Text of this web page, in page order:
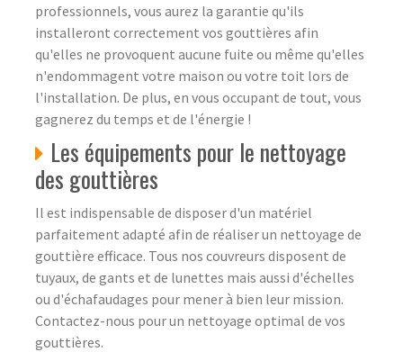
professionnels, vous aurez la garantie qu'ils
installeront correctement vos gouttières afin
qu'elles ne provoquent aucune fuite ou même qu'elles
n'endommagent votre maison ou votre toit lors de
l'installation. De plus, en vous occupant de tout, vous
gagnerez du temps et de l'énergie !
Les équipements pour le nettoyage
des gouttières
Il est indispensable de disposer d'un matériel
parfaitement adapté afin de réaliser un nettoyage de
gouttière efficace. Tous nos couvreurs disposent de
tuyaux, de gants et de lunettes mais aussi d'échelles
ou d'échafaudages pour mener à bien leur mission.
Contactez-nous pour un nettoyage optimal de vos
gouttières.